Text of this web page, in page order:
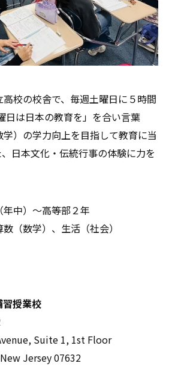
校の校舎で、毎週土曜日に５時間
日は日本の教育を」を合い言葉
）の学力向上を目指して教育に当
日本文化・伝統行事の体験に力を
中）〜高等部２年
（数学）、生活（社会）
習授業校
Suite 1, 1st Floor
Jersey 07632